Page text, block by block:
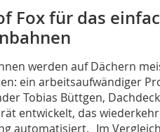
Fox für das
werden auf Dächern
ein arbeitsaufwändiger
Tobias Büttgen,
entwickelt, das
automatisiert. „Im